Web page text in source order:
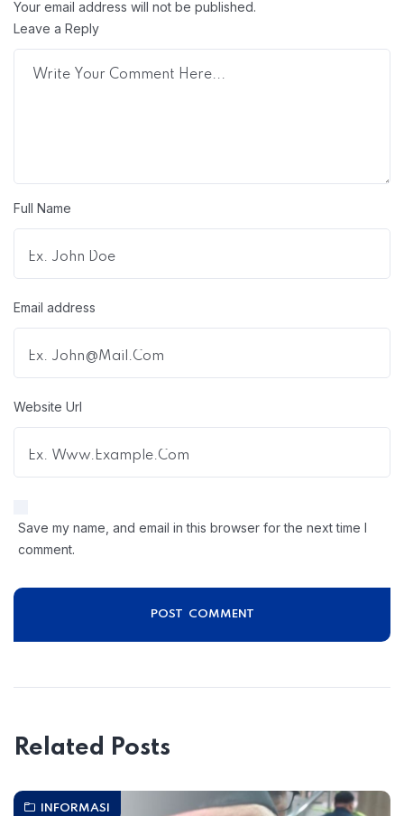
Your email address will not be published.
Leave a Reply
Full Name
Email address
Website Url
Save my name, and email in this browser for the next time I
comment.
Related Posts
INFORMASI